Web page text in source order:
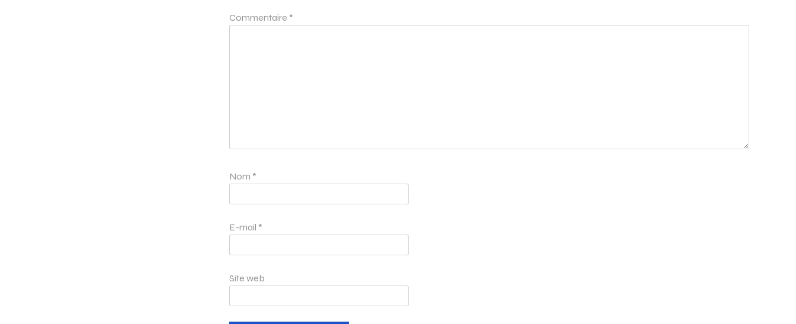
Commentaire *
Nom *
E-mail *
Site web